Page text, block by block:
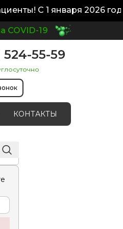
С 1 января 2026
COVID-19
524-55-59
КОНТАКТЫ